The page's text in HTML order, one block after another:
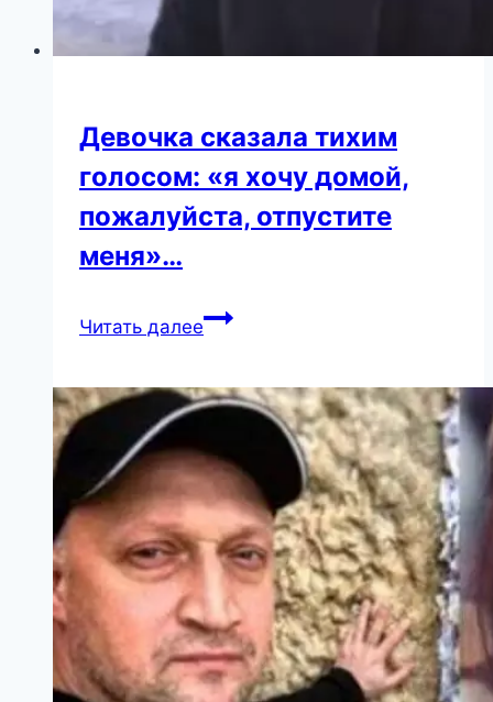
Девочка сказала тихим
голосом: «я хочу домой,
пожалуйста, отпустите
меня»…
Читать далееДевочка
голосом:
хочу
домой,
пожалуйста,
отпустите
меня»…